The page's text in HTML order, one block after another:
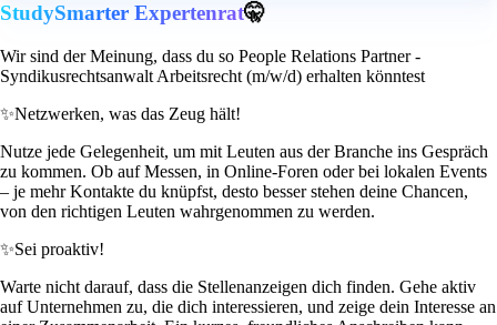
StudySmarter Expertenrat🤫
Wir sind der Meinung, dass du so People Relations Partner -
Syndikusrechtsanwalt Arbeitsrecht (m/w/d) erhalten könntest
✨Netzwerken, was das Zeug hält!
Nutze jede Gelegenheit, um mit Leuten aus der Branche ins Gespräch
zu kommen. Ob auf Messen, in Online-Foren oder bei lokalen Events
– je mehr Kontakte du knüpfst, desto besser stehen deine Chancen,
von den richtigen Leuten wahrgenommen zu werden.
✨Sei proaktiv!
Warte nicht darauf, dass die Stellenanzeigen dich finden. Gehe aktiv
auf Unternehmen zu, die dich interessieren, und zeige dein Interesse an